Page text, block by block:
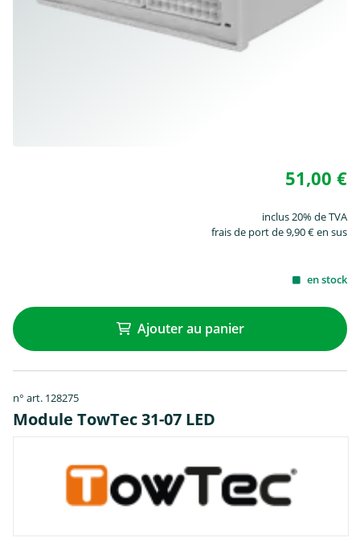
51,00 €
inclus 20% de TVA
frais de port de 9,90 € en sus
en stock
Ajouter au panier
n° art. 128275
Module TowTec 31-07 LED